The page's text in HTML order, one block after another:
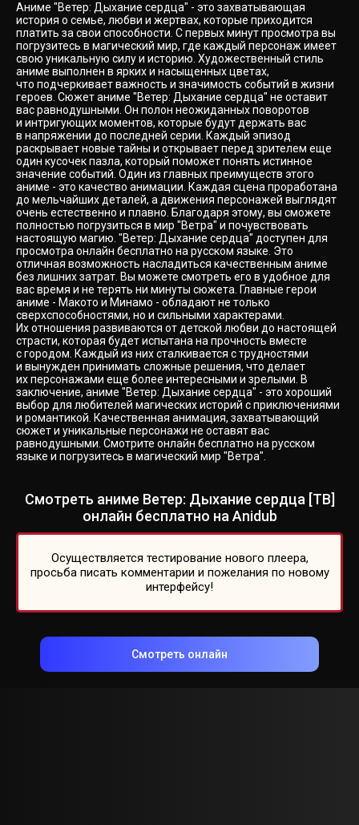
Аниме "Ветер: Дыхание сердца" - это захватывающая
история о семье, любви и жертвах, которые приходится
платить за свои способности. С первых минут просмотра вы
погрузитесь в магический мир, где каждый персонаж имеет
свою уникальную силу и историю. Художественный стиль
аниме выполнен в ярких и насыщенных цветах,
что подчеркивает важность и значимость событий в жизни
героев. Сюжет аниме "Ветер: Дыхание сердца" не оставит
вас равнодушными. Он полон неожиданных поворотов
и интригующих моментов, которые будут держать вас
в напряжении до последней серии. Каждый эпизод
раскрывает новые тайны и открывает перед зрителем еще
один кусочек пазла, который поможет понять истинное
значение событий. Один из главных преимуществ этого
аниме - это качество анимации. Каждая сцена проработана
до мельчайших деталей, а движения персонажей выглядят
очень естественно и плавно. Благодаря этому, вы сможете
полностью погрузиться в мир "Ветра" и почувствовать
настоящую магию. "Ветер: Дыхание сердца" доступен для
просмотра онлайн бесплатно на русском языке. Это
отличная возможность насладиться качественным аниме
без лишних затрат. Вы можете смотреть его в удобное для
вас время и не терять ни минуты сюжета. Главные герои
аниме - Макото и Минамо - обладают не только
сверхспособностями, но и сильными характерами.
Их отношения развиваются от детской любви до настоящей
страсти, которая будет испытана на прочность вместе
с городом. Каждый из них сталкивается с трудностями
и вынужден принимать сложные решения, что делает
их персонажами еще более интересными и зрелыми. В
заключение, аниме "Ветер: Дыхание сердца" - это хороший
выбор для любителей магических историй с приключениями
и романтикой. Качественная анимация, захватывающий
сюжет и уникальные персонажи не оставят вас
равнодушными. Смотрите онлайн бесплатно на русском
языке и погрузитесь в магический мир "Ветра".
Смотреть аниме Ветер: Дыхание сердца [ТВ]
онлайн бесплатно на Anidub
Осуществляется тестирование нового плеера,
просьба писать комментарии и пожелания по новому
интерфейсу!
Смотреть онлайн